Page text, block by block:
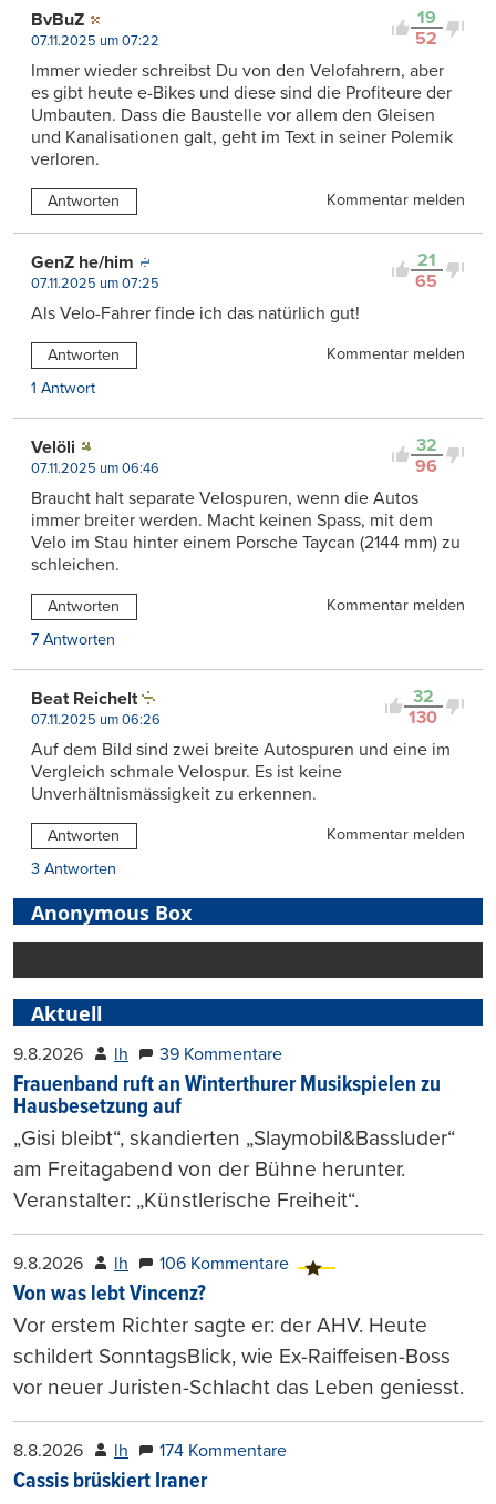
19
52
BvBuZ
07.11.2025 um 07:22
Immer wieder schreibst Du von den Velofahrern, aber
es gibt heute e-Bikes und diese sind die Profiteure der
Umbauten. Dass die Baustelle vor allem den Gleisen
und Kanalisationen galt, geht im Text in seiner Polemik
verloren.
Antworten Kommentar melden
21
65
GenZ he/him
07.11.2025 um 07:25
Als Velo-Fahrer finde ich das natürlich gut!
Antworten
Kommentar melden
1 Antwort
32
96
Velöli
07.11.2025 um 06:46
Braucht halt separate Velospuren, wenn die Autos
immer breiter werden. Macht keinen Spass, mit dem
Velo im Stau hinter einem Porsche Taycan (2144 mm) zu
schleichen.
Antworten
Kommentar melden
7 Antworten
32
130
Beat Reichelt
07.11.2025 um 06:26
Auf dem Bild sind zwei breite Autospuren und eine im
Vergleich schmale Velospur. Es ist keine
Unverhältnismässigkeit zu erkennen.
Antworten
Kommentar melden
3 Antworten
Anonymous Box
Aktuell
9.8.2026 lh 39 Kommentare
Frauenband ruft an Winterthurer Musikspielen zu
Hausbesetzung auf
„Gisi bleibt“, skandierten „Slaymobil&Bassluder“
am Freitagabend von der Bühne herunter.
Veranstalter: „Künstlerische Freiheit“.
9.8.2026 lh 106 Kommentare
Von was lebt Vincenz?
Vor erstem Richter sagte er: der AHV. Heute
schildert SonntagsBlick, wie Ex-Raiffeisen-Boss
vor neuer Juristen-Schlacht das Leben geniesst.
8.8.2026 lh 174 Kommentare
Cassis brüskiert Iraner